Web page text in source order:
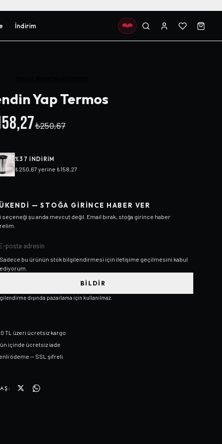
İndirim
Yap Termos
₺250,67
%37 INDIRIM
₺250,67 yerine ₺158,27
— STOĞA GIRINCE HABER VER
seçeneği şu anda mevcut değil. Email bırak, stoğa girince haber
Sadece bu ürünün stok bilgilendirmesi için iletişime geçilmesini kabul
ediyorum.
BILDIR
dışında pazarlama için kullanılmaz.
TL üzeri ücretsiz kargo
içinde ücretsiz iade
ödeme — SSL şifreli